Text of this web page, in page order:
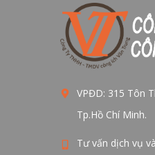
VPĐD: 315 Tôn
Tp.Hồ Chí Minh.
Tư vấn dịch vụ